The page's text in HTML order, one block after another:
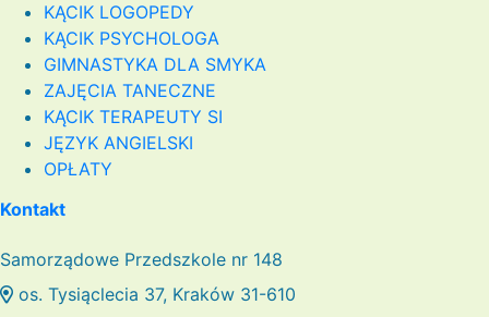
KĄCIK LOGOPEDY
KĄCIK PSYCHOLOGA
GIMNASTYKA DLA SMYKA
ZAJĘCIA TANECZNE
KĄCIK TERAPEUTY SI
JĘZYK ANGIELSKI
OPŁATY
Kontakt
Samorządowe Przedszkole nr 148
os. Tysiąclecia 37, Kraków 31-610